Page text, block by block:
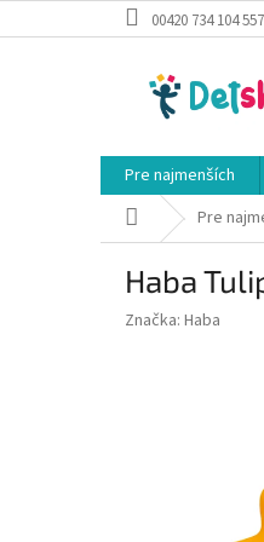
na
00420 734 104 557
Pre najmenších
DomovPre
Haba
Značka: Haba